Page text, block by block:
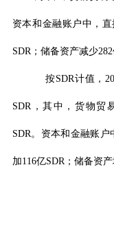
资本和金融账户中，
SDR ；储备资产减少282
按SDR计值，
SDR ，其中，货物贸
SDR 。资本和金融账户
加116亿SDR ；储备资